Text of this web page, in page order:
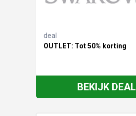
deal
OUTLET: Tot 50% korting
BEKIJK DEAL